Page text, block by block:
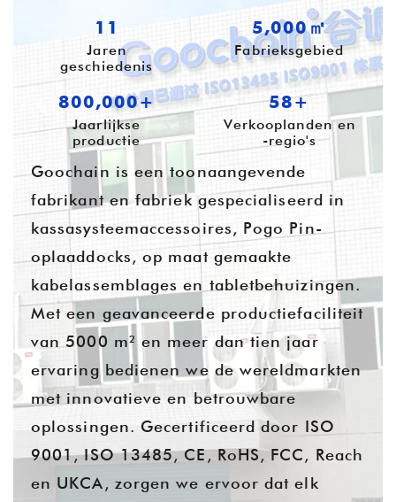
11
Jaren
geschiedenis
5,000㎡
Fabrieksgebied
800,000+
Jaarlijkse
productie
58+
Verkooplanden en
-regio's
Goochain is een toonaangevende
fabrikant en fabriek gespecialiseerd in
kassasysteemaccessoires, Pogo Pin-
oplaaddocks, op maat gemaakte
kabelassemblages en tabletbehuizingen.
Met een geavanceerde productiefaciliteit
van 5000 m² en meer dan tien jaar
ervaring bedienen we de wereldmarkten
met innovatieve en betrouwbare
oplossingen. Gecertificeerd door ISO
9001, ISO 13485, CE, RoHS, FCC, Reach
en UKCA, zorgen we ervoor dat elk